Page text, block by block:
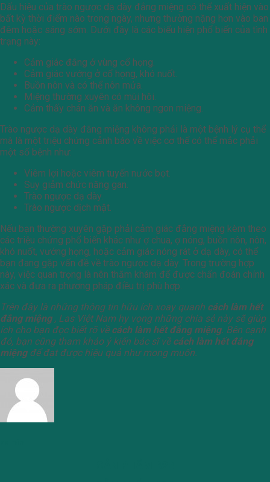
Dấu hiệu của trào ngược dạ dày đắng miệng có thể xuất hiện vào
bất kỳ thời điểm nào trong ngày, nhưng thường nặng hơn vào ban
đêm hoặc sáng sớm. Dưới đây là các biểu hiện phổ biến của tình
trạng này:
Cảm giác đắng ở vùng cổ họng.
Cảm giác vướng ở cổ họng, khó nuốt.
Buồn nôn và có thể nôn mửa.
Miệng thường xuyên có mùi hôi.
Cảm thấy chán ăn và ăn không ngon miệng.
Trào ngược dạ dày đắng miệng không phải là một bệnh lý cụ thể
mà là một triệu chứng cảnh báo về việc cơ thể có thể mắc phải
một số bệnh như:
Viêm lợi hoặc viêm tuyến nước bọt.
Suy giảm chức năng gan.
Trào ngược dạ dày.
Trào ngược dịch mật.
Nếu bạn thường xuyên gặp phải cảm giác đắng miệng kèm theo
các triệu chứng phổ biến khác như ợ chua, ợ nóng, buồn nôn, nôn,
khó nuốt, vướng họng, hoặc cảm giác nóng rát ở dạ dày, có thể
bạn đang gặp vấn đề về trào ngược dạ dày. Trong trường hợp
này, việc quan trọng là nên thăm khám để được chẩn đoán chính
xác và đưa ra phương pháp điều trị phù hợp.
Trên đây là những thông tin hữu ích xoay quanh cách làm hết
đắng miệng, Las Việt Nam hy vọng những chia sẻ này sẽ giúp
ích cho bạn đọc biết rõ về cách làm hết đắng miệng. Bên cạnh
đó, bạn cũng tham khảo ý kiến bác sĩ về cách làm hết đắng
miệngđể đạt được hiệu quả như mong muốn.